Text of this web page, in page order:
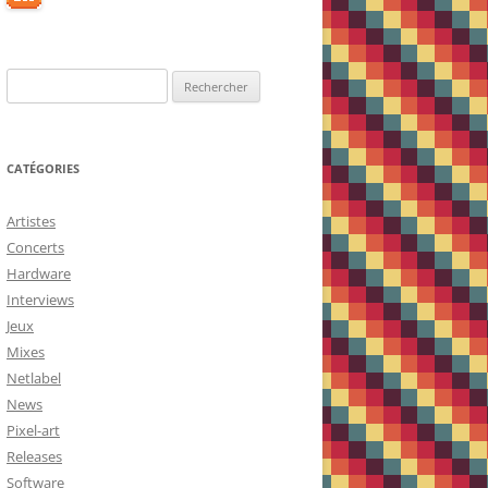
CATÉGORIES
Artistes
Concerts
Hardware
Interviews
Jeux
Mixes
Netlabel
News
Pixel-art
Releases
Software